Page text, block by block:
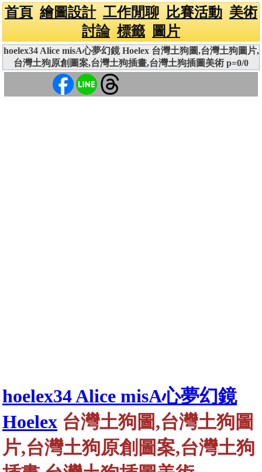
首頁 繪圖設計 工作閒聊 比賽活動 美術
討論 標籤 圖片
hoelex34 Alice misA心夢幻鏡 Hoelex 台灣土狗圖,台灣土狗圖片,
台灣土狗原創圖案,台灣土狗插畫,台灣土狗插圖美術 p=0/0
hoelex34 Alice misA心夢幻鏡
Hoelex 台灣土狗圖,台灣土狗圖
片,台灣土狗原創圖案,台灣土狗